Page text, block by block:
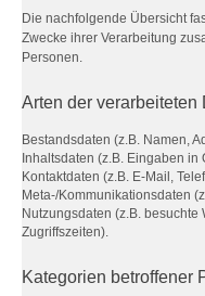
Die nachfolgende Übersicht
Zwecke ihrer Verarbeitung
Personen.
Arten der verarbeiteten
Bestandsdaten (z.B. Namen,
Inhaltsdaten (z.B. Eingaben in
Kontaktdaten (z.B. E-Mail,
Meta-/Kommunikationsdaten
Nutzungsdaten (z.B.
Zugriffszeiten).
Kategorien betroffener